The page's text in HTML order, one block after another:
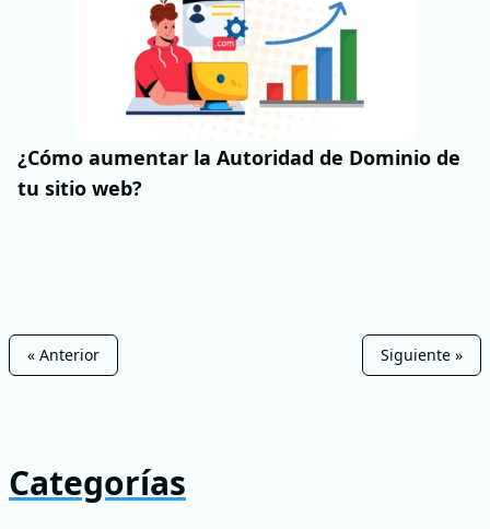
¿Cómo aumentar la Autoridad de Dominio de
tu sitio web?
« Anterior Siguiente »
Categorías